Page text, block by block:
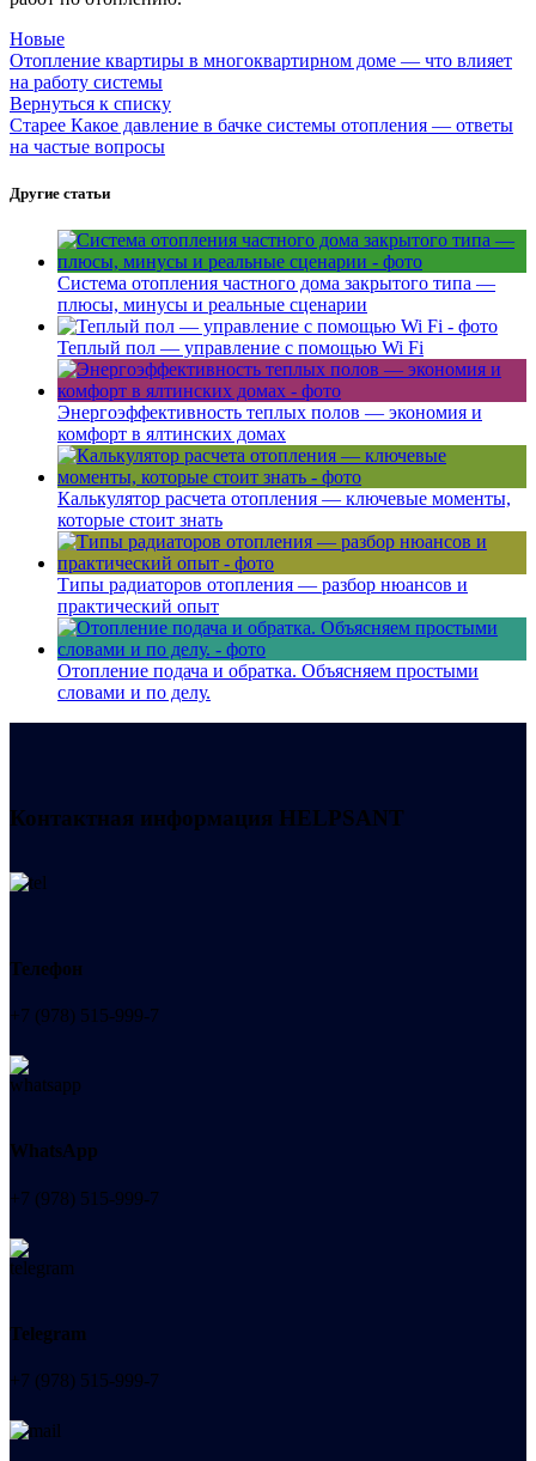
Новые
Отопление квартиры в многоквартирном доме — что влияет
на работу системы
Вернуться к списку
Старее Какое давление в бачке системы отопления — ответы
на частые вопросы
Другие статьи
Система отопления частного дома закрытого типа —
плюсы, минусы и реальные сценарии
Теплый пол — управление с помощью Wi Fi
Энергоэффективность теплых полов — экономия и
комфорт в ялтинских домах
Калькулятор расчета отопления — ключевые моменты,
которые стоит знать
Типы радиаторов отопления — разбор нюансов и
практический опыт
Отопление подача и обратка. Объясняем простыми
словами и по делу.
Контактная информация HELPSANT
Телефон
+7 (978) 515-999-7
WhatsApp
+7 (978) 515-999-7
Telegram
+7 (978) 515-999-7